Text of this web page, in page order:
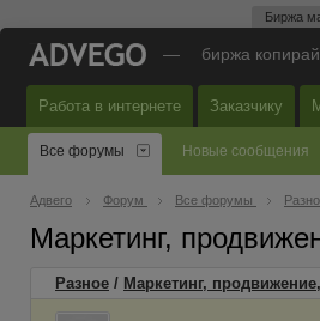
Биржа
— биржа
Работа в интернете Заказчику
Все форумы Новые сообщения
Адвего Форум Все форумы
Маркетинг,
Разное / Маркетинг,